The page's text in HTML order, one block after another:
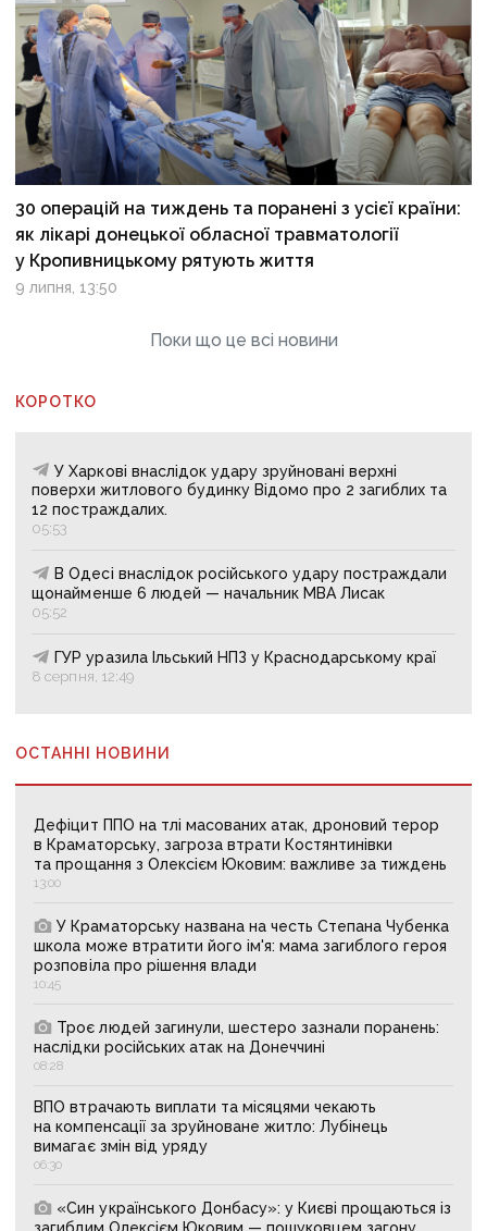
30 операцій на тиждень та поранені з усієї країни:
як лікарі донецької обласної травматології
у Кропивницькому рятують життя
9 липня, 13:50
Поки що це всі новини
КОРОТКО
У Харкові внаслідок удару зруйновані верхні
поверхи житлового будинку Відомо про 2 загиблих та
12 постраждалих.
05:53
В Одесі внаслідок російського удару постраждали
щонайменше 6 людей — начальник МВА Лисак
05:52
ГУР уразила Ільський НПЗ у Краснодарському краї
8 серпня, 12:49
ОСТАННІ НОВИНИ
Дефіцит ППО на тлі масованих атак, дроновий терор
в Краматорську, загроза втрати Костянтинівки
та прощання з Олексієм Юковим: важливе за тиждень
13:00
У Краматорську названа на честь Степана Чубенка
школа може втратити його ім'я: мама загиблого героя
розповіла про рішення влади
10:45
Троє людей загинули, шестеро зазнали поранень:
наслідки російських атак на Донеччині
08:28
ВПО втрачають виплати та місяцями чекають
на компенсації за зруйноване житло: Лубінець
вимагає змін від уряду
06:30
«Син українського Донбасу»: у Києві прощаються із
загиблим Олексієм Юковим — пошуковцем загону